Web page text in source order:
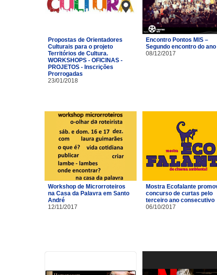
Propostas de Orientadores
Culturais para o projeto
Territórios de Cultura.
WORKSHOPS - OFICINAS -
PROJETOS - Inscrições
Prorrogadas
23/01/2018
Encontro Pontos MIS –
Segundo encontro do ano
08/12/2017
Workshop de Microrroteiros
na Casa da Palavra em Santo
André
12/11/2017
Mostra Ecofalante
concurso de curtas pelo
terceiro ano consecutivo
06/10/2017